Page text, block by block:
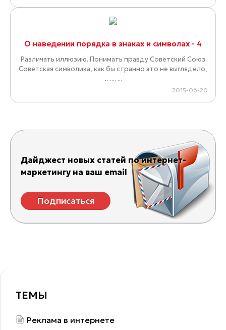
О наведении порядка в знаках и символах - 4
Различать иллюзию. Понимать правду Советский Союз
Советская символика, как бы странно это не выглядело,
…... ...
2015-06-20
Дайджест новых статей по интернет-
маркетингу на ваш email
Подписаться
ТЕМЫ
Реклама в интернете